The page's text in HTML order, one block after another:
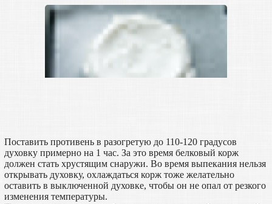
Поставить противень в разогретую до 110-120 градусов
духовку примерно на 1 час. За это время белковый корж
должен стать хрустящим снаружи. Во время выпекания нельзя
открывать духовку, охлаждаться корж тоже желательно
оставить в выключенной духовке, чтобы он не опал от резкого
изменения температуры.